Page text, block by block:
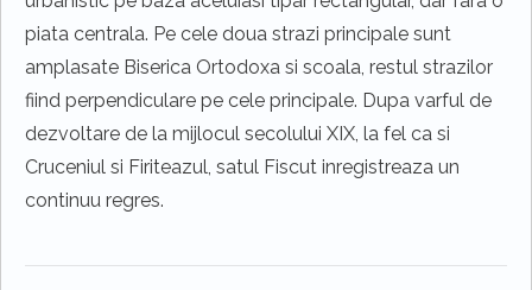
piata centrala. Pe cele doua strazi principale sunt
amplasate Biserica Ortodoxa si scoala, restul strazilor
fiind perpendiculare pe cele principale. Dupa varful de
dezvoltare de la mijlocul secolului XIX, la fel ca si
Cruceniul si Firiteazul, satul Fiscut inregistreaza un
continuu regres.